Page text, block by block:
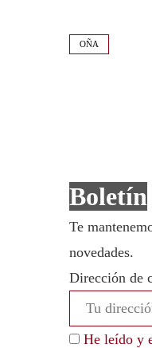
OÑA
Boletín
Te
novedades.
Dirección de
He leído y